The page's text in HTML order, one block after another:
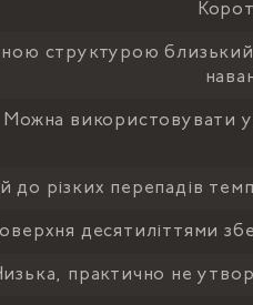
структурою близький
Можна використовувати у
до різких перепадів
десятиліттями
практично не